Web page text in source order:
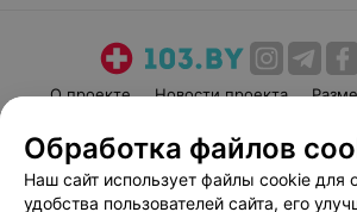
О проекте Новости проекта
Пользовательское соглашение
Вакансии
Партнеры
Обработка файлов
Наш сайт использует файлы cookie для
удобства пользователей сайта, его